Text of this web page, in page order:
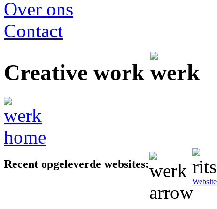
Over ons
Contact
Creative work
Recent opgeleverde websites: